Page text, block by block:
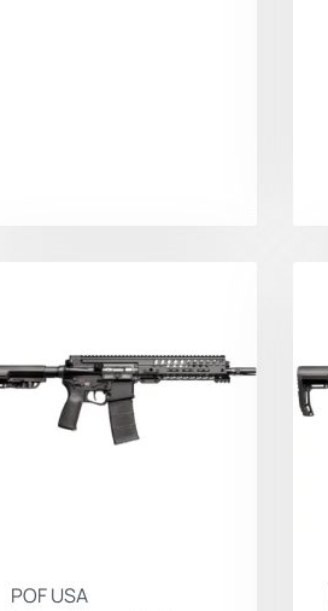
POF USA